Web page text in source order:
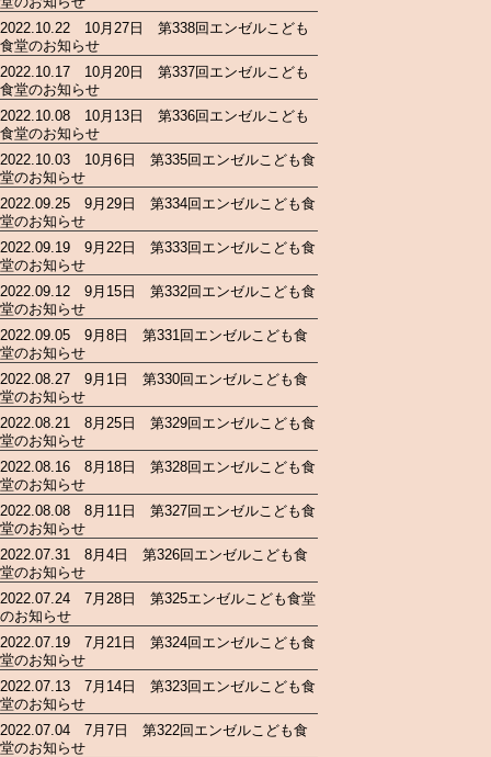
2022.10.22 10月27日 第338回エンゼルこども
食堂のお知らせ
2022.10.17 10月20日 第337回エンゼルこども
食堂のお知らせ
2022.10.08 10月13日 第336回エンゼルこども
食堂のお知らせ
2022.10.03 10月6日 第335回エンゼルこども食
堂のお知らせ
2022.09.25 9月29日 第334回エンゼルこども食
堂のお知らせ
2022.09.19 9月22日 第333回エンゼルこども食
堂のお知らせ
2022.09.12 9月15日 第332回エンゼルこども食
堂のお知らせ
2022.09.05 9月8日 第331回エンゼルこども食
堂のお知らせ
2022.08.27 9月1日 第330回エンゼルこども食
堂のお知らせ
2022.08.21 8月25日 第329回エンゼルこども食
堂のお知らせ
2022.08.16 8月18日 第328回エンゼルこども食
堂のお知らせ
2022.08.08 8月11日 第327回エンゼルこども食
堂のお知らせ
2022.07.31 8月4日 第326回エンゼルこども食
堂のお知らせ
2022.07.24 7月28日 第325エンゼルこども食堂
のお知らせ
2022.07.19 7月21日 第324回エンゼルこども食
堂のお知らせ
2022.07.13 7月14日 第323回エンゼルこども食
堂のお知らせ
2022.07.04 7月7日 第322回エンゼルこども食
堂のお知らせ